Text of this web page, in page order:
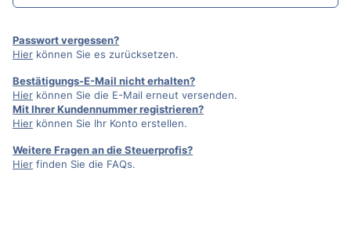
Passwort vergessen?
Hier können Sie es zurücksetzen.
Bestätigungs-E-Mail nicht erhalten?
Hier können Sie die E-Mail erneut versenden.
Mit Ihrer Kundennummer registrieren?
Hier können Sie Ihr Konto erstellen.
Weitere Fragen an die Steuerprofis?
Hier finden Sie die FAQs.